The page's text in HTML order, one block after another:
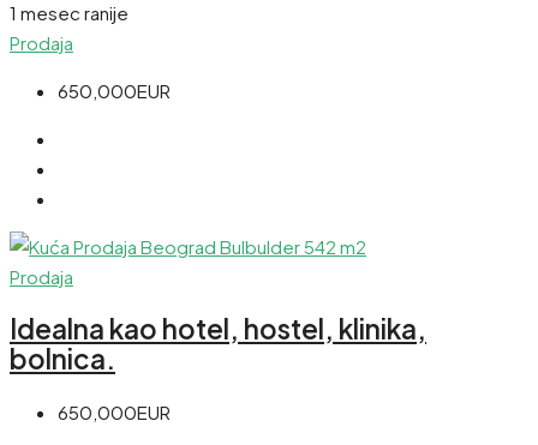
1 mesec ranije
Prodaja
650,000EUR
Prodaja
Idealna kao hotel, hostel, klinika,
bolnica.
650,000EUR